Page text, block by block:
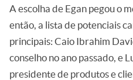
A escolha de Egan pegou o
então, a lista de potenciais
principais: Caio Ibrahim
conselho no ano passado, e
presidente de produtos e